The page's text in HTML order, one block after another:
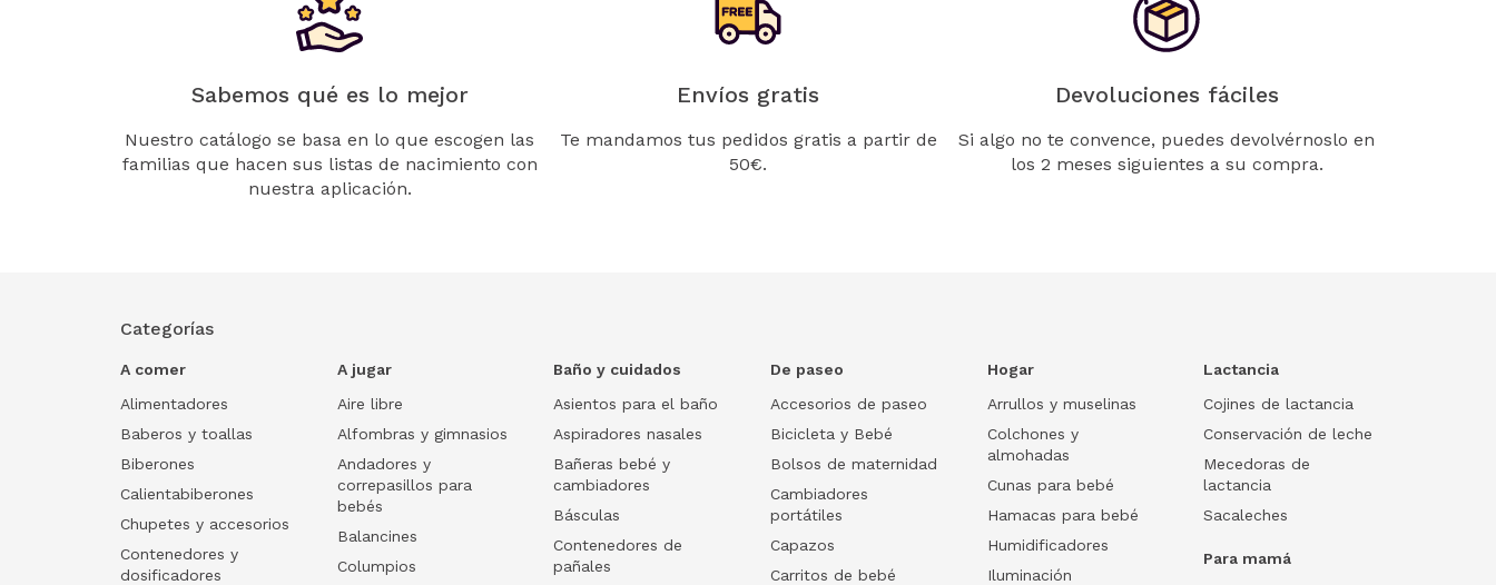
Sabemos qué es lo mejor
Nuestro catálogo se basa en lo que escogen las
familias que hacen sus listas de nacimiento con
nuestra aplicación.
Envíos gratis
Te mandamos tus pedidos gratis a partir de
50€.
Devoluciones fáciles
Si algo no te convence, puedes devolvérnoslo en
los 2 meses siguientes a su compra.
Categorías
A comer
Alimentadores
Baberos y toallas
Biberones
Calientabiberones
Chupetes y accesorios
Contenedores y
dosificadores
A jugar
Aire libre
Alfombras y gimnasios
Andadores y
correpasillos para
bebés
Balancines
Columpios
Baño y cuidados
Asientos para el baño
Aspiradores nasales
Bañeras bebé y
cambiadores
Básculas
Contenedores de
pañales
De paseo
Accesorios de paseo
Bicicleta y Bebé
Bolsos de maternidad
Cambiadores
portátiles
Capazos
Carritos de bebé
Hogar
Arrullos y muselinas
Colchones y
almohadas
Cunas para bebé
Hamacas para bebé
Humidificadores
Iluminación
Lactancia
Cojines de lactancia
Conservación de leche
Mecedoras de
lactancia
Sacaleches
Para mamá